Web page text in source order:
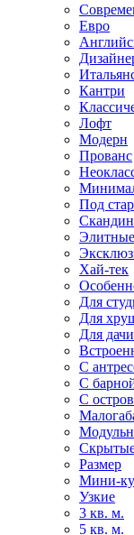
Евро
Кантри
Лофт
Модерн
Прованс
Под
Элитные
Хай-тек
Для
Для
Для дачи
С
С
С
Размер
Мини-
Узкие
3 кв. м.
5 кв. м.